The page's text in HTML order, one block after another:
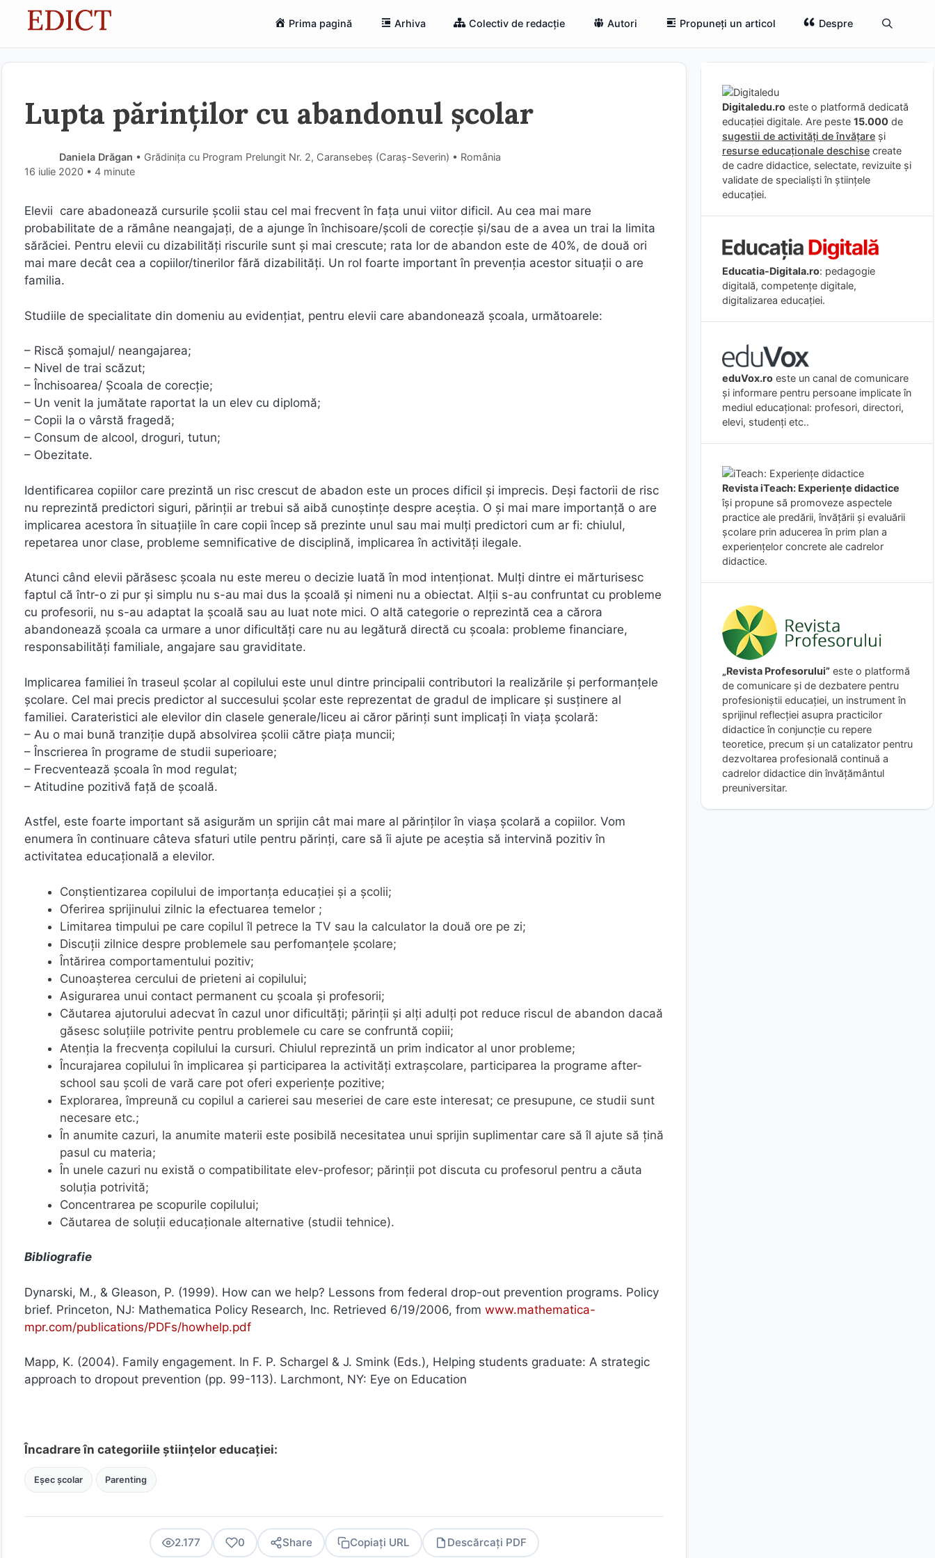
Prima pagină Arhiva Colectiv de redacție Autori Propuneți un articol Despre
Lupta părinților cu abandonul școlar
Daniela Drăgan • Grădinița cu Program Prelungit Nr. 2, Caransebeș (Caraş-Severin) • România
16 iulie 2020 • 4 minute
Elevii care abadonează cursurile şcolii stau cel mai frecvent în faţa unui viitor dificil. Au cea mai mare
probabilitate de a rămâne neangajaţi, de a ajunge în închisoare/şcoli de corecţie şi/sau de a avea un trai la limita
sărăciei. Pentru elevii cu dizabilităţi riscurile sunt şi mai crescute; rata lor de abandon este de 40%, de două ori
mai mare decât cea a copiilor/tinerilor fără dizabilităţi. Un rol foarte important în prevenţia acestor situaţii o are
familia.
Studiile de specialitate din domeniu au evidenţiat, pentru elevii care abandonează şcoala, următoarele:
– Riscă şomajul/ neangajarea;
– Nivel de trai scăzut;
– Închisoarea/ Şcoala de corecţie;
– Un venit la jumătate raportat la un elev cu diplomă;
– Copii la o vârstă fragedă;
– Consum de alcool, droguri, tutun;
– Obezitate.
Identificarea copiilor care prezintă un risc crescut de abadon este un proces dificil şi imprecis. Deşi factorii de risc
nu reprezintă predictori siguri, părinţii ar trebui să aibă cunoştinţe despre aceştia. O şi mai mare importanţă o are
implicarea acestora în situaţiile în care copii încep să prezinte unul sau mai mulţi predictori cum ar fi: chiulul,
repetarea unor clase, probleme semnificative de disciplină, implicarea în activităţi ilegale.
Atunci când elevii părăsesc şcoala nu este mereu o decizie luată în mod intenţionat. Mulţi dintre ei mărturisesc
faptul că într-o zi pur şi simplu nu s-au mai dus la şcoală şi nimeni nu a obiectat. Alţii s-au confruntat cu probleme
cu profesorii, nu s-au adaptat la şcoală sau au luat note mici. O altă categorie o reprezintă cea a cărora
abandonează şcoala ca urmare a unor dificultăţi care nu au legătură directă cu şcoala: probleme financiare,
responsabilităţi familiale, angajare sau graviditate.
Implicarea familiei în traseul şcolar al copilului este unul dintre principalii contributori la realizările şi performanţele
şcolare. Cel mai precis predictor al succesului şcolar este reprezentat de gradul de implicare şi susţinere al
familiei. Carateristici ale elevilor din clasele generale/liceu ai căror părinţi sunt implicaţi în viaţa şcolară:
– Au o mai bună tranziţie după absolvirea şcolii către piaţa muncii;
– Înscrierea în programe de studii superioare;
– Frecventează şcoala în mod regulat;
– Atitudine pozitivă faţă de şcoală.
Astfel, este foarte important să asigurăm un sprijin cât mai mare al părinţilor în viaşa şcolară a copiilor. Vom
enumera în continuare câteva sfaturi utile pentru părinţi, care să îi ajute pe aceştia să intervină pozitiv în
activitatea educaţională a elevilor.
Conştientizarea copilului de importanţa educaţiei şi a şcolii;
Oferirea sprijinului zilnic la efectuarea temelor ;
Limitarea timpului pe care copilul îl petrece la TV sau la calculator la două ore pe zi;
Discuţii zilnice despre problemele sau perfomanţele şcolare;
Întărirea comportamentului pozitiv;
Cunoaşterea cercului de prieteni ai copilului;
Asigurarea unui contact permanent cu şcoala şi profesorii;
Căutarea ajutorului adecvat în cazul unor dificultăţi; părinţii şi alţi adulţi pot reduce riscul de abandon dacaă
găsesc soluţiile potrivite pentru problemele cu care se confruntă copiii;
Atenţia la frecvenţa copilului la cursuri. Chiulul reprezintă un prim indicator al unor probleme;
Încurajarea copilului în implicarea şi participarea la activităţi extraşcolare, participarea la programe after-
school sau şcoli de vară care pot oferi experienţe pozitive;
Explorarea, împreună cu copilul a carierei sau meseriei de care este interesat; ce presupune, ce studii sunt
necesare etc.;
În anumite cazuri, la anumite materii este posibilă necesitatea unui sprijin suplimentar care să îl ajute să ţină
pasul cu materia;
În unele cazuri nu există o compatibilitate elev-profesor; părinţii pot discuta cu profesorul pentru a căuta
soluţia potrivită;
Concentrarea pe scopurile copilului;
Căutarea de soluţii educaţionale alternative (studii tehnice).
Bibliografie
Dynarski, M., & Gleason, P. (1999). How can we help? Lessons from federal drop-out prevention programs. Policy
brief. Princeton, NJ: Mathematica Policy Research, Inc. Retrieved 6/19/2006, from www.mathematica-
mpr.com/publications/PDFs/howhelp.pdf
Mapp, K. (2004). Family engagement. In F. P. Schargel & J. Smink (Eds.), Helping students graduate: A strategic
approach to dropout prevention (pp. 99-113). Larchmont, NY: Eye on Education
Încadrare în categoriile științelor educației:
Eșec școlar Parenting
2.177 0 Share Copiați URL Descărcați PDF
Digitaledu.ro este o platformă dedicată
educației digitale. Are peste 15.000 de
sugestii de activități de învățare și
resurse educaționale deschise create
de cadre didactice, selectate, revizuite și
validate de specialiști în științele
educației.
Educatia-Digitala.ro: pedagogie
digitală, competențe digitale,
digitalizarea educației.
eduVox.ro este un canal de comunicare
și informare pentru persoane implicate în
mediul educațional: profesori, directori,
elevi, studenți etc..
Revista iTeach: Experienţe didactice
îşi propune să promoveze aspectele
practice ale predării, învăţării şi evaluării
şcolare prin aducerea în prim plan a
experienţelor concrete ale cadrelor
didactice.
„Revista Profesorului” este o platformă
de comunicare și de dezbatere pentru
profesioniștii educației, un instrument în
sprijinul reflecției asupra practicilor
didactice în conjuncție cu repere
teoretice, precum și un catalizator pentru
dezvoltarea profesională continuă a
cadrelor didactice din învățământul
preuniversitar.